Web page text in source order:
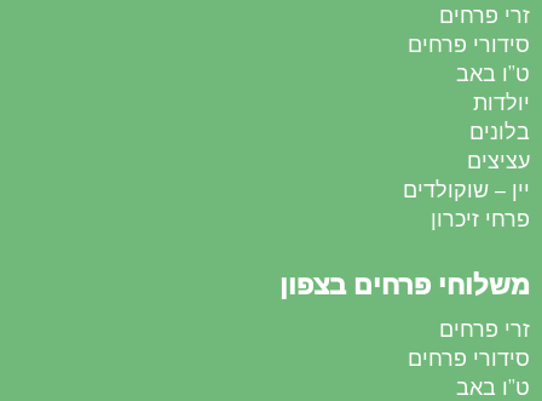
זרי פרחים
סידורי פרחים
ט”ו באב
יולדות
בלונים
עציצים
יין – שוקולדים
פרחי זיכרון
משלוחי פרחים בצפון
זרי פרחים
סידורי פרחים
ט”ו באב